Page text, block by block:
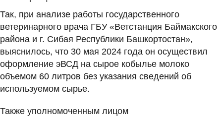
Так, при анализе работы государственного
ветеринарного врача ГБУ «Ветстанция Баймакского
района и г. Сибая Республики Башкортостан»,
выяснилось, что 30 мая 2024 года он осуществил
оформление эВСД на сырое кобылье молоко
объемом 60 литров без указания сведений об
используемом сырье.
Также уполномоченным лицом